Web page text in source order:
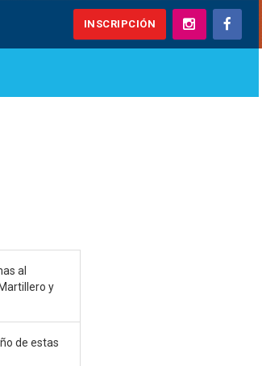
INSCRIPCIÓN
al
y
de estas